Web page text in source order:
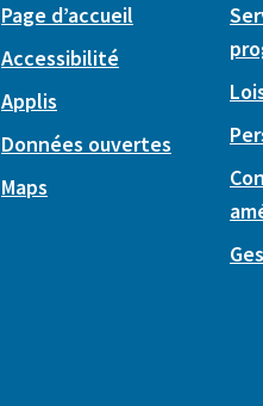
Page d’accueil
Accessibilité
Applis
Données ouvertes
Maps